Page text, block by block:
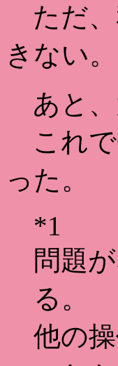
ただ、
きない
あと、
これで
った。
*1
問題
る。
他の